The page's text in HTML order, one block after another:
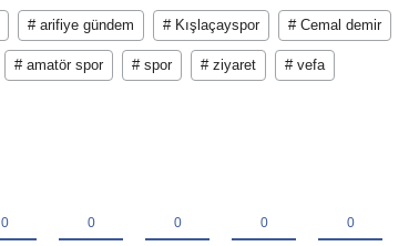
# arifiye gündem # Kışlaçayspor # Cemal demir
# amatör spor # spor # ziyaret # vefa